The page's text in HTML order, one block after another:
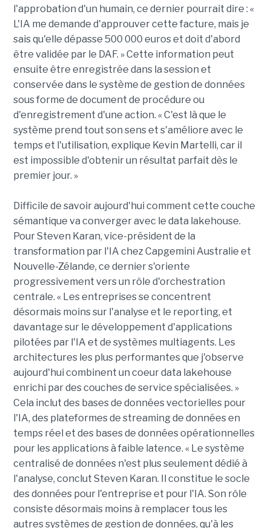
l'approbation d'un humain, ce dernier pourrait dire : «
L'IA me demande d'approuver cette facture, mais je
sais qu'elle dépasse 500 000 euros et doit d'abord
être validée par le DAF. » Cette information peut
ensuite être enregistrée dans la session et
conservée dans le système de gestion de données
sous forme de document de procédure ou
d'enregistrement d'une action. « C'est là que le
système prend tout son sens et s'améliore avec le
temps et l'utilisation, explique Kevin Martelli, car il
est impossible d'obtenir un résultat parfait dès le
premier jour. »
Difficile de savoir aujourd'hui comment cette couche
sémantique va converger avec le data lakehouse.
Pour Steven Karan, vice-président de la
transformation par l'IA chez Capgemini Australie et
Nouvelle-Zélande, ce dernier s'oriente
progressivement vers un rôle d'orchestration
centrale. « Les entreprises se concentrent
désormais moins sur l'analyse et le reporting, et
davantage sur le développement d'applications
pilotées par l'IA et de systèmes multiagents. Les
architectures les plus performantes que j'observe
aujourd'hui combinent un coeur data lakehouse
enrichi par des couches de service spécialisées. »
Cela inclut des bases de données vectorielles pour
l'IA, des plateformes de streaming de données en
temps réel et des bases de données opérationnelles
pour les applications à faible latence. « Le système
centralisé de données n'est plus seulement dédié à
l'analyse, conclut Steven Karan. Il constitue le socle
des données pour l'entreprise et pour l'IA. Son rôle
consiste désormais moins à remplacer tous les
autres systèmes de gestion de données, qu'à les